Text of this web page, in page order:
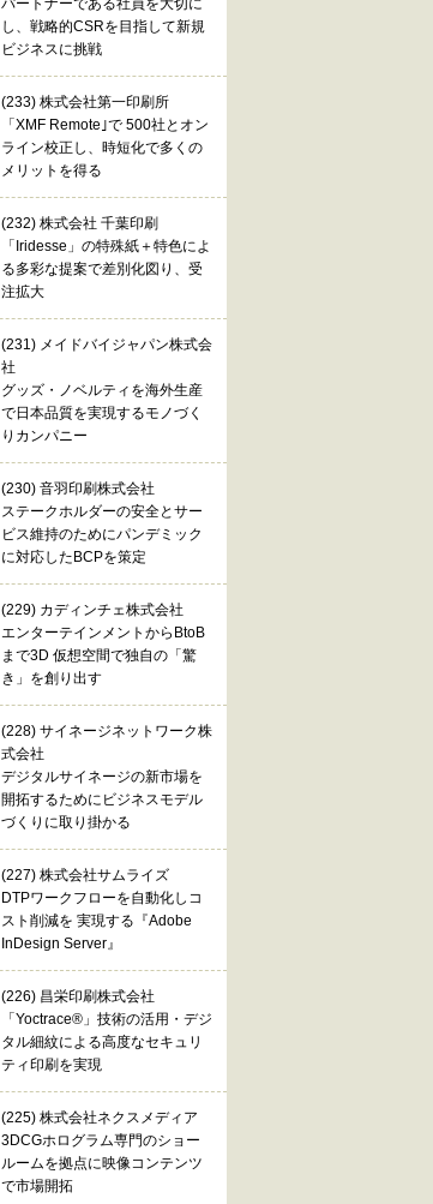
パートナーである社員を大切に
し、戦略的CSRを目指して新規
ビジネスに挑戦
(233) 株式会社第一印刷所
「XMF Remote｣で 500社とオン
ライン校正し、時短化で多くの
メリットを得る
(232) 株式会社 千葉印刷
「Iridesse」の特殊紙＋特色によ
る多彩な提案で差別化図り、受
注拡大
(231) メイドバイジャパン株式会
社
グッズ・ノベルティを海外生産
で日本品質を実現するモノづく
りカンパニー
(230) 音羽印刷株式会社
ステークホルダーの安全とサー
ビス維持のためにパンデミック
に対応したBCPを策定
(229) カディンチェ株式会社
エンターテインメントからBtoB
まで3D 仮想空間で独自の「驚
き」を創り出す
(228) サイネージネットワーク株
式会社
デジタルサイネージの新市場を
開拓するためにビジネスモデル
づくりに取り掛かる
(227) 株式会社サムライズ
DTPワークフローを自動化しコ
スト削減を 実現する『Adobe
InDesign Server』
(226) 昌栄印刷株式会社
「Yoctrace®」技術の活用・デジ
タル細紋による高度なセキュリ
ティ印刷を実現
(225) 株式会社ネクスメディア
3DCGホログラム専門のショー
ルームを拠点に映像コンテンツ
で市場開拓